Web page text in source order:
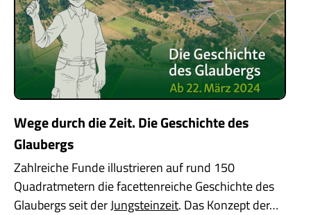
Wege durch die Zeit. Die Geschichte des
Glaubergs
Zahlreiche Funde illustrieren auf rund 150
Quadratmetern die facettenreiche Geschichte des
Glaubergs seit derJungsteinzeit. Das Konzept der…